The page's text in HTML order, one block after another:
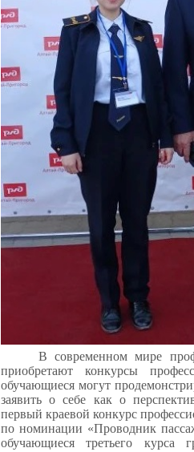
В современном мире
приобретают конкурсы
обучающиеся могут
заявить о себе как о
первый краевой конкурс
по номинации «Проводник
обучающиеся третьего